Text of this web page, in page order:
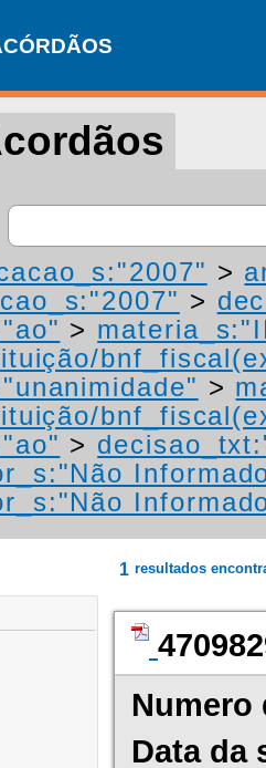
>
>
>
>
>
1 resultados
Numero
Data da